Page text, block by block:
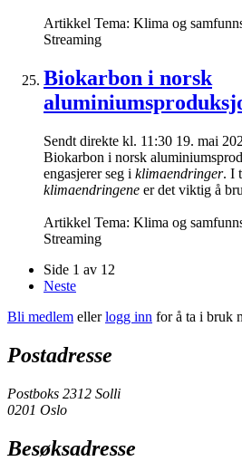
Artikkel Tema: Klima og
Streaming
Biokarbon i norsk
Sendt direkte kl. 11:30 19. mai
Biokarbon i norsk
engasjerer seg i klimaendringer. I
klimaendringene er det viktig å
Artikkel Tema: Klima og
Streaming
Side 1 av 12
Neste
Bli medlem ellerlogg inn for å ta i bruk
Postadresse
Postboks 2312 Solli
0201 Oslo
Besøksadresse